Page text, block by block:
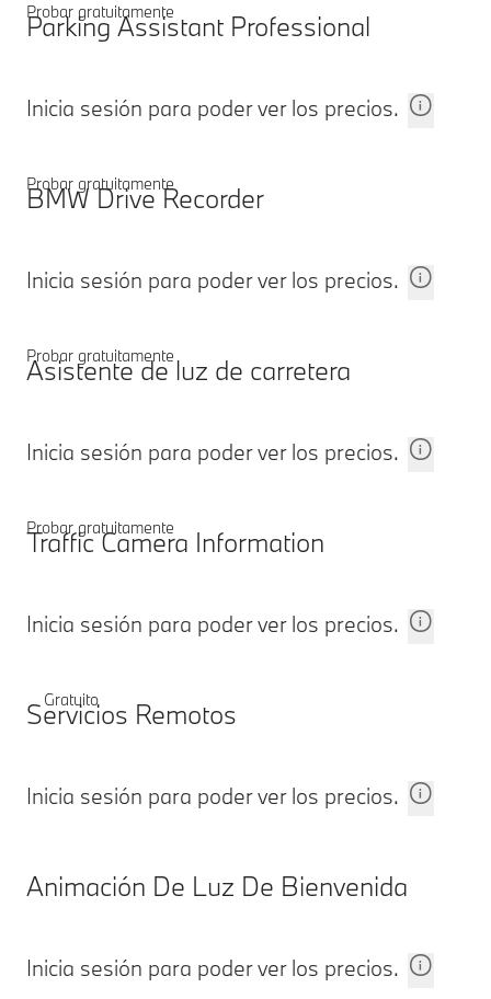
Probar gratuitamente
Parking Assistant Professional
Inicia sesión para poder ver los precios.
Probar gratuitamente
BMW Drive Recorder
Inicia sesión para poder ver los precios.
Probar gratuitamente
Asistente de luz de carretera
Inicia sesión para poder ver los precios.
Probar gratuitamente
Traffic Camera Information
Inicia sesión para poder ver los precios.
Gratuito
Servicios Remotos
Inicia sesión para poder ver los precios.
Animación De Luz De Bienvenida
Inicia sesión para poder ver los precios.